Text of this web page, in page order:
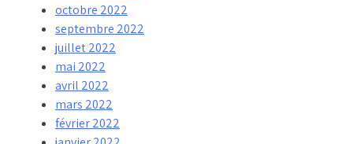
octobre 2022
septembre 2022
juillet 2022
mai 2022
avril 2022
mars 2022
février 2022